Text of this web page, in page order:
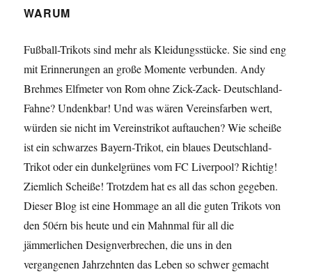
WARUM
Fußball-Trikots sind mehr als Kleidungsstücke. Sie sind eng
mit Erinnerungen an große Momente verbunden. Andy
Brehmes Elfmeter von Rom ohne Zick-Zack- Deutschland-
Fahne? Undenkbar! Und was wären Vereinsfarben wert,
würden sie nicht im Vereinstrikot auftauchen? Wie scheiße
ist ein schwarzes Bayern-Trikot, ein blaues Deutschland-
Trikot oder ein dunkelgrünes vom FC Liverpool? Richtig!
Ziemlich Scheiße! Trotzdem hat es all das schon gegeben.
Dieser Blog ist eine Hommage an all die guten Trikots von
den 50érn bis heute und ein Mahnmal für all die
jämmerlichen Designverbrechen, die uns in den
vergangenen Jahrzehnten das Leben so schwer gemacht